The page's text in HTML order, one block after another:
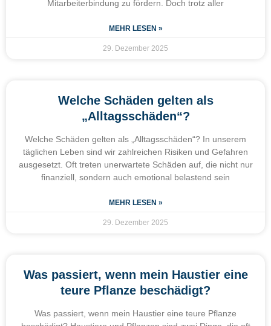
Mitarbeiterbindung zu fördern. Doch trotz aller
MEHR LESEN »
29. Dezember 2025
Welche Schäden gelten als
„Alltagsschäden“?
Welche Schäden gelten als „Alltagsschäden“? In unserem
täglichen Leben sind wir zahlreichen Risiken und Gefahren
ausgesetzt. Oft treten unerwartete Schäden auf, die nicht nur
finanziell, sondern auch emotional belastend sein
MEHR LESEN »
29. Dezember 2025
Was passiert, wenn mein Haustier eine
teure Pflanze beschädigt?
Was passiert, wenn mein Haustier eine teure Pflanze